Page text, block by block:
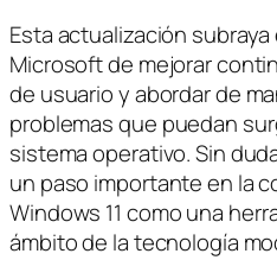
Esta actualización
Microsoft de mejorar
de usuario y abordar de
problemas que puedan
sistema operativo. Sin
un paso importante en la
Windows 11 como una
ámbito de la tecnología